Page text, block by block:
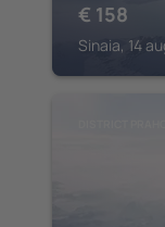
€ 158
Sinaia, 14